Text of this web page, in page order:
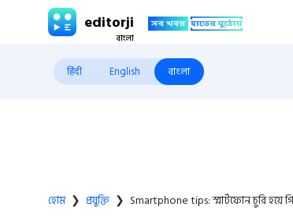
editorji
हिंदी English বাংলা
হোম ❯ প্রযুক্তি ❯ Smartphone tips: স্মার্টফোন চুরি হয়ে